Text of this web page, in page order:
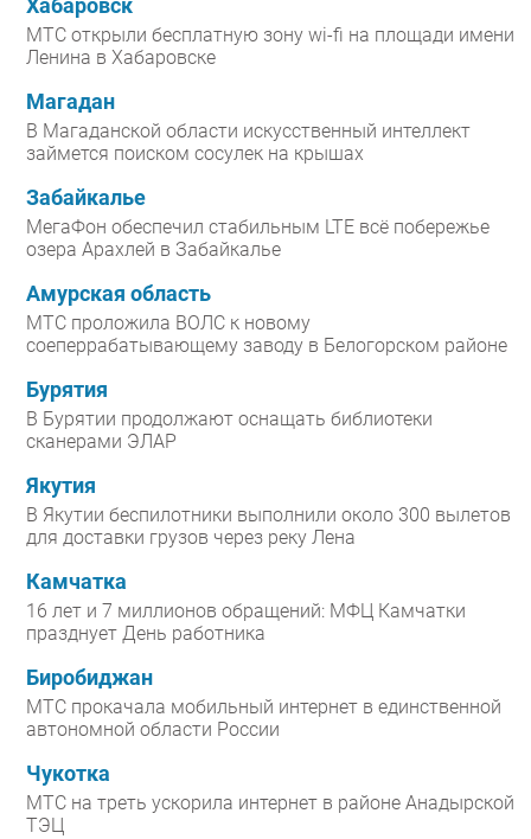
Хабаровск
МТС открыли бесплатную зону wi-fi на площади имени
Ленина в Хабаровске
Магадан
В Магаданской области искусственный интеллект
займется поиском сосулек на крышах
Забайкалье
МегаФон обеспечил стабильным LTE всё побережье
озера Арахлей в Забайкалье
Амурская область
МТС проложила ВОЛС к новому
соеперрабатывающему заводу в Белогорском районе
Бурятия
В Бурятии продолжают оснащать библиотеки
сканерами ЭЛАР
Якутия
В Якутии беспилотники выполнили около 300 вылетов
для доставки грузов через реку Лена
Камчатка
16 лет и 7 миллионов обращений: МФЦ Камчатки
празднует День работника
Биробиджан
МТС прокачала мобильный интернет в единственной
автономной области России
Чукотка
МТС на треть ускорила интернет в районе Анадырской
ТЭЦ